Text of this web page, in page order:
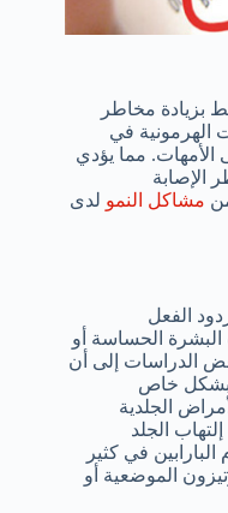
بزيادة مخاطر
الهرمونية في
الأمهات. مما يؤدي
الإصابة
مشاكل النمو لدى
الفعل
الحساسة أو
الدراسات إلى أن
بشكل خاص
الجلدية
الجلد
في كثير
الموضعية أو